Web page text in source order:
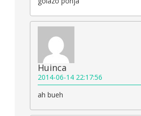
Huinca
2014-06-14 22:17:56
ah bueh